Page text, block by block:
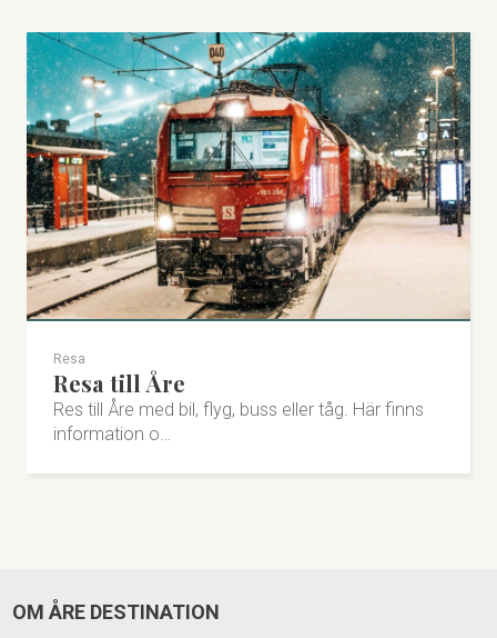
Resa
Resa till Åre
Res till Åre med bil, flyg, buss eller tåg. Här finns
information o…
OM ÅRE DESTINATION